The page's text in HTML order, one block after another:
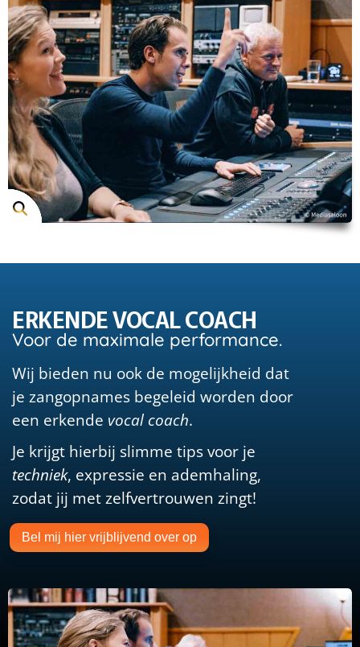
ERKENDE VOCAL COACH
Voor de maximale performance.
Wij bieden nu ook de mogelijkheid dat
je zangopnames begeleid worden door
een erkende vocal coach.
Je krijgt hierbij slimme tips voor je
techniek, expressie en ademhaling,
zodat jij met zelfvertrouwen zingt!
Bel mij hier vrijblijvend over op